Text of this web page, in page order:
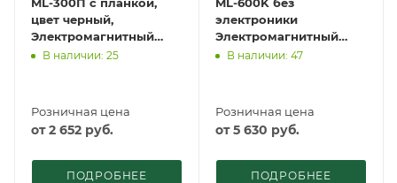
цвет черный,
Электромагнитный
замок ACCORDTEC, 300
В наличии: 25
Розничная цена
от 2 652 руб.
ПОДРОБНЕЕ
электроники
Электромагнитный
замок ACCORDTEC, 600
В наличии: 47
Розничная цена
от 5 630 руб.
ПОДРОБНЕЕ